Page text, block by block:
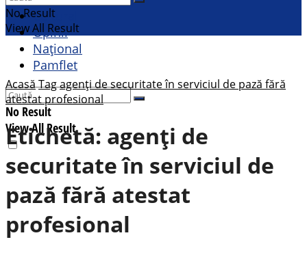
Cultural
Opinii
Național
Pamflet
No Result
View All Result
No Result
View All Result
AcasăTagagenți de securitate în serviciul de pază fără
atestat profesional
Etichetă: agenți de
securitate în serviciul de
pază fără atestat
profesional